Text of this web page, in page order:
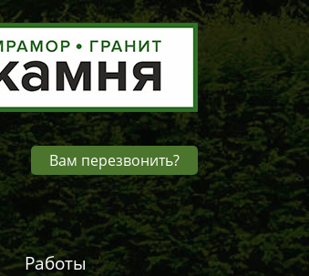
Вам перезвонить?
Работы